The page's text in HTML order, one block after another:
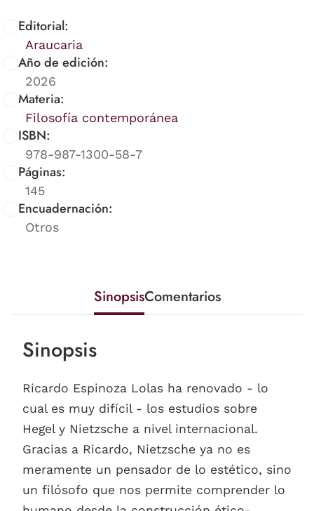
Editorial:
Araucaria
Año de edición:
2026
Materia:
Filosofía contemporánea
ISBN:
978-987-1300-58-7
Páginas:
145
Encuadernación:
Otros
SinopsisComentarios
Sinopsis
Ricardo Espinoza Lolas ha renovado - lo
cual es muy difícil - los estudios sobre
Hegel y Nietzsche a nivel internacional.
Gracias a Ricardo, Nietzsche ya no es
meramente un pensador de lo estético, sino
un filósofo que nos permite comprender lo